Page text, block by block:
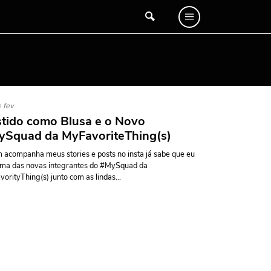
fev
como Blusa e o Novo
da MyFavoriteThing(s)
acompanha meus stories e posts no insta já sabe que eu
das novas integrantes do #MySquad da
junto com as lindas...